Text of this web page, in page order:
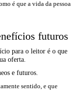
é que a vida da pessoa
futuros
para o leitor é o que
oferta.
e futuros.
sentido, e que